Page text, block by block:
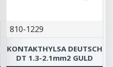
810-1229
KONTAKTHYLSA DEUTSCH
DT 1.3-2.1mm2 GULD